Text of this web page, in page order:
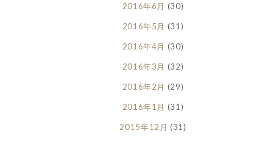
2016年6月 (30)
2016年5月 (31)
2016年4月 (30)
2016年3月 (32)
2016年2月 (29)
2016年1月 (31)
2015年12月 (31)